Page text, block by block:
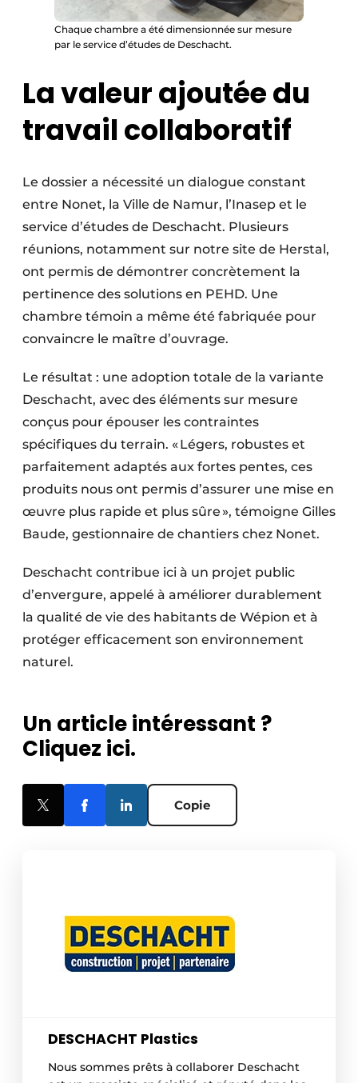
Chaque chambre a été dimensionnée sur mesure
par le service d’études de Deschacht.
La valeur ajoutée du
travail collaboratif
Le dossier a nécessité un dialogue constant
entre Nonet, la Ville de Namur, l’Inasep et le
service d’études de Deschacht. Plusieurs
réunions, notamment sur notre site de Herstal,
ont permis de démontrer concrètement la
pertinence des solutions en PEHD. Une
chambre témoin a même été fabriquée pour
convaincre le maître d’ouvrage.
Le résultat : une adoption totale de la variante
Deschacht, avec des éléments sur mesure
conçus pour épouser les contraintes
spécifiques du terrain. « Légers, robustes et
parfaitement adaptés aux fortes pentes, ces
produits nous ont permis d’assurer une mise en
œuvre plus rapide et plus sûre », témoigne Gilles
Baude, gestionnaire de chantiers chez Nonet.
Deschacht contribue ici à un projet public
d’envergure, appelé à améliorer durablement
la qualité de vie des habitants de Wépion et à
protéger efficacement son environnement
naturel.
Un article intéressant ?
Cliquez ici.
Copie
DESCHACHT Plastics
Nous sommes prêts à collaborer Deschacht